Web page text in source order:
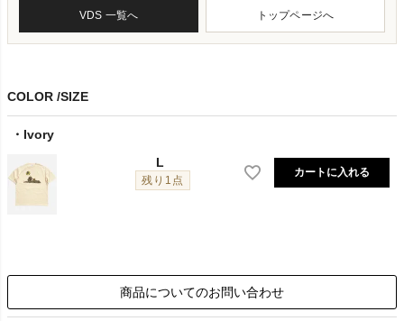
VDS 一覧へ トップページへ
COLOR SIZE
Ivory
L
残り1点
カートに入れる
商品についてのお問い合わせ